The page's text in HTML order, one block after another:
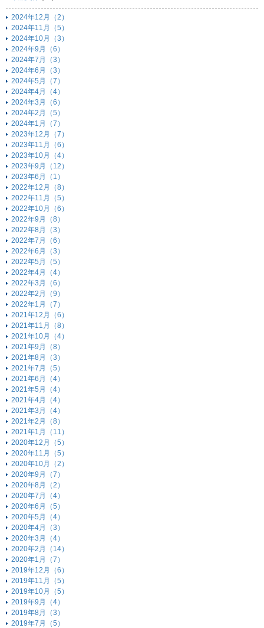
2024年12月（2）
2024年11月（5）
2024年10月（3）
2024年9月（6）
2024年7月（3）
2024年6月（3）
2024年5月（7）
2024年4月（4）
2024年3月（6）
2024年2月（5）
2024年1月（7）
2023年12月（7）
2023年11月（6）
2023年10月（4）
2023年9月（12）
2023年6月（1）
2022年12月（8）
2022年11月（5）
2022年10月（6）
2022年9月（8）
2022年8月（3）
2022年7月（6）
2022年6月（3）
2022年5月（5）
2022年4月（4）
2022年3月（6）
2022年2月（9）
2022年1月（7）
2021年12月（6）
2021年11月（8）
2021年10月（4）
2021年9月（8）
2021年8月（3）
2021年7月（5）
2021年6月（4）
2021年5月（4）
2021年4月（4）
2021年3月（4）
2021年2月（8）
2021年1月（11）
2020年12月（5）
2020年11月（5）
2020年10月（2）
2020年9月（7）
2020年8月（2）
2020年7月（4）
2020年6月（5）
2020年5月（4）
2020年4月（3）
2020年3月（4）
2020年2月（14）
2020年1月（7）
2019年12月（6）
2019年11月（5）
2019年10月（5）
2019年9月（4）
2019年8月（3）
2019年7月（5）